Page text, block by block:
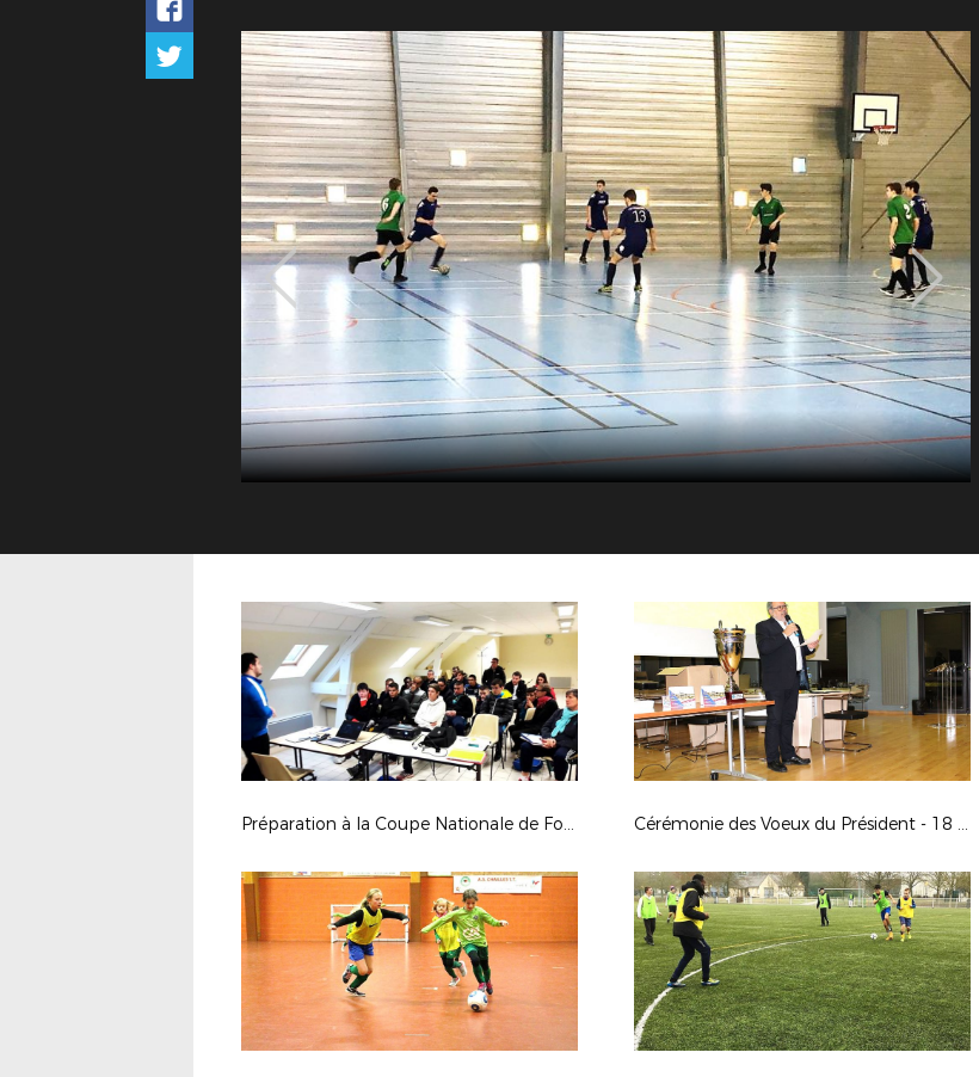
Préparation à la Coupe Nationale de Foot Adapté - 24 janvier 2018 Cérémonie des Voeux du Président - 18 janvier 2018